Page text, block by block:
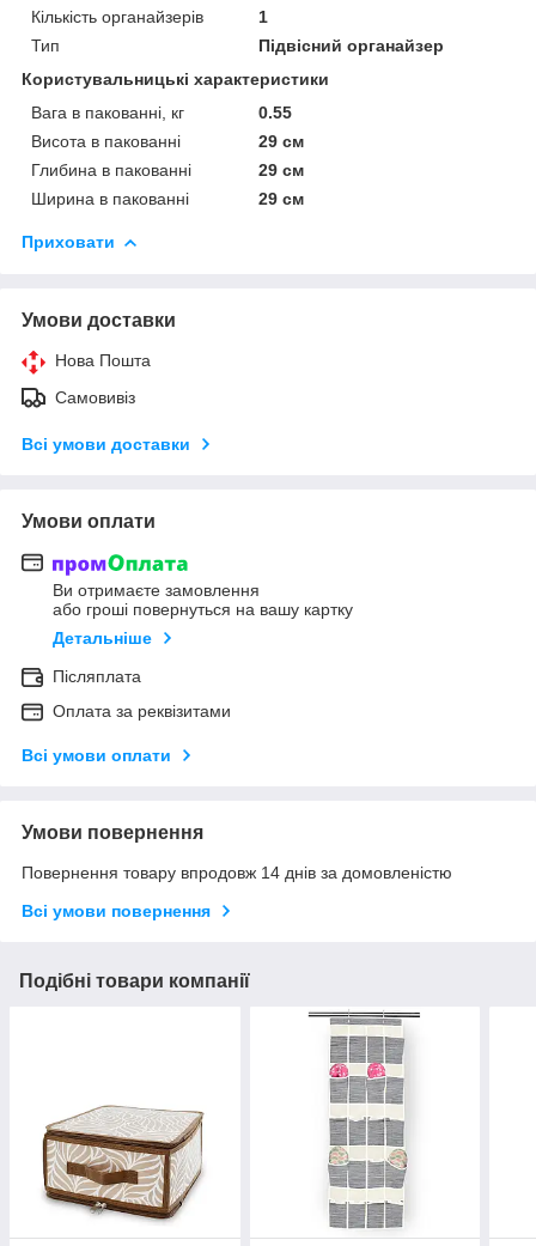
Кількість органайзерів
1
Тип
Підвісний органайзер
Користувальницькі характеристики
Вага в пакованні, кг
0.55
Висота в пакованні
29 см
Глибина в пакованні
29 см
Ширина в пакованні
29 см
Приховати
Умови доставки
Нова Пошта
Самовивіз
Всі умови доставки
Умови оплати
Ви отримаєте замовлення
або гроші повернуться на вашу картку
Детальніше
Післяплата
Оплата за реквізитами
Всі умови оплати
Умови повернення
Повернення товару впродовж 14 днів за домовленістю
Всі умови повернення
Подібні товари компанії